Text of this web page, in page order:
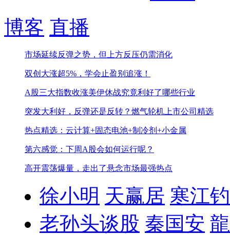
博客 直播
市场延续反弹之势，但上方反压仍需消化
双创大涨超5%，学会止盈别追涨！
A股三大指数收涨美伊休战究竟利好了哪些行业
突发大利好，反弹还是反转？ 燃气轮机上市公司精选
热点精选：云计算+固态电池+制冷剂+小金属
第六感觉：下周A股会如何运行呢？
高开震荡爆量，走出了悬念市场最强热点
徐小明 天赢居 寒江
老孙头谈股 秦国安